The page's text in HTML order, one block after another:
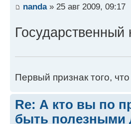
nanda» 25 авг 2009, 09:17
Государственный
Первый признак того,
Re: А кто вы по
быть полезными